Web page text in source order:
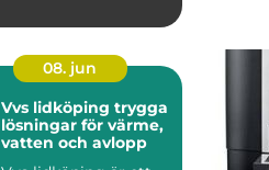
08. jun
Vvs lidköping trygga
lösningar för värme,
vatten och avlopp